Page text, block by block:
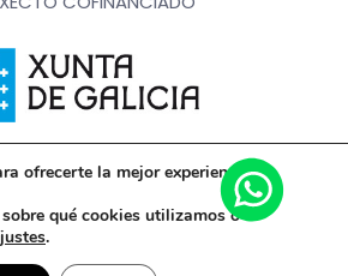
e implantación de novas fórmulas
expansión do sector comercial e
ofrecerte la mejor experiencia en
qué cookies utilizamos o
.